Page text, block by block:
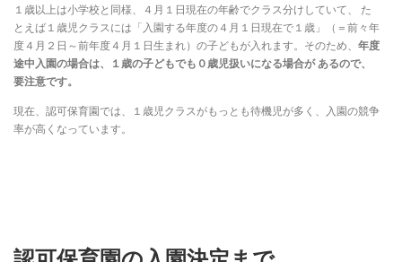
１歳以上は小学校と同様、４月１日現在の年齢でクラス分けしていて、 た
とえば１歳児クラスには「入園する年度の４月１日現在で１歳」（＝前々年
度４月２日～前年度４月１日生まれ）の子どもが入れます。そのため、 年度
途中入園の場合は、１歳の子どもでも０歳児扱いになる場合が あるので、
要注意です。
現在、認可保育園では、１歳児クラスがもっとも待機児が多く、入園の競争
率が高くなっています。